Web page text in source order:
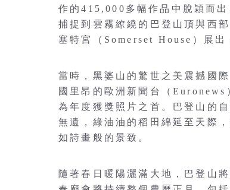
作的415,000多幅作品中脫穎而
捕捉到雲霧繚繞的巴登山頂與西
塞特宮（Somerset House）展出
當時，黑婆山的驚世之美震撼國
國里昂的歐洲新聞台（
為年度獲獎照片之首。巴登山的
無遺，綠油油的稻田綿延至天際
如詩畫般的景致。
隨著春日暖陽灑滿大地，巴登山